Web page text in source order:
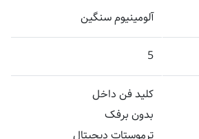
آلومینیوم سنگین
5
کلید فن داخل
بدون برفک
ترموستات دیجیتال